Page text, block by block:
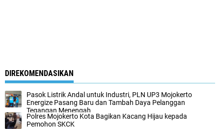
DIREKOMENDASIKAN
Pasok Listrik Andal untuk Industri, PLN UP3 Mojokerto
Energize Pasang Baru dan Tambah Daya Pelanggan
Tegangan Menengah
Polres Mojokerto Kota Bagikan Kacang Hijau kepada
Pemohon SKCK